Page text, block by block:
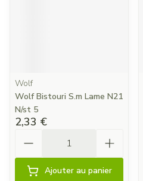
Wolf
Wolf Bistouri S.m Lame N21
N/st 5
2,33 €
Ajouter au panier